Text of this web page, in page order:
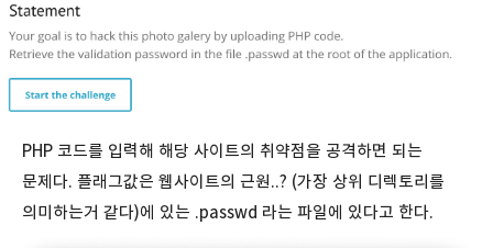
PHP 코드를 입력해 해당 사이트의 취약점을 공격하면 되는
문제다. 플래그값은 웹사이트의 근원..? (가장 상위 디렉토리를
의미하는거 같다)에 있는 .passwd 라는 파일에 있다고 한다.